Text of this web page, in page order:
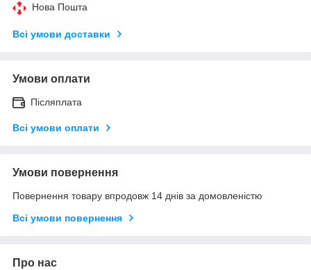
Нова Пошта
Всі умови доставки
Умови оплати
Післяплата
Всі умови оплати
Умови повернення
Повернення товару впродовж 14 днів за домовленістю
Всі умови повернення
Про нас